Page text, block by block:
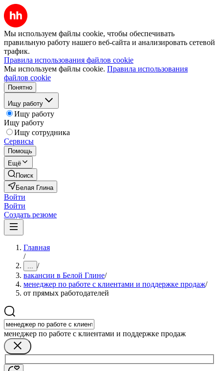
Мы используем файлы cookie, чтобы обеспечивать
правильную работу нашего веб-сайта и анализировать сетевой
трафик.
Правила использования файлов cookie
Мы используем файлы cookie. Правила использования
файлов cookie
Понятно
Ищу работу
Ищу работу
Ищу работу
Ищу сотрудника
Сервисы
Помощь
Ещё
Поиск
Белая Глина
Войти
Войти
Создать резюме
Главная
/
... /
вакансии в Белой Глине/
менеджер по работе с клиентами и поддержке продаж/
от прямых работодателей
менеджер по работе с клиентами и поддержке продаж